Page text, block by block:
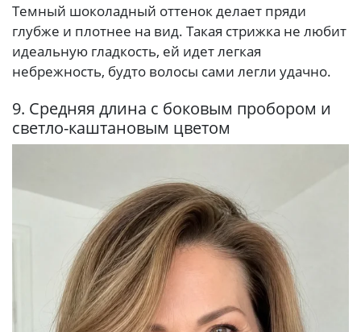
Темный шоколадный оттенок делает пряди
глубже и плотнее на вид. Такая стрижка не любит
идеальную гладкость, ей идет легкая
небрежность, будто волосы сами легли удачно.
9. Средняя длина с боковым пробором и
светло-каштановым цветом